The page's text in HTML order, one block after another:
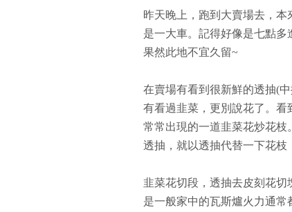
昨天晚上，跑到大賣場去，本
是一大車。記得好像是七點
果然此地不宜久留~
在賣場有看到很新鮮的透抽(
有看過韭菜，更別說花了。看
常常出現的一道韭菜花炒花
透抽，就以透抽代替一下花枝
韭菜花切段，透抽去皮刻花
是一般家中的瓦斯爐火力通